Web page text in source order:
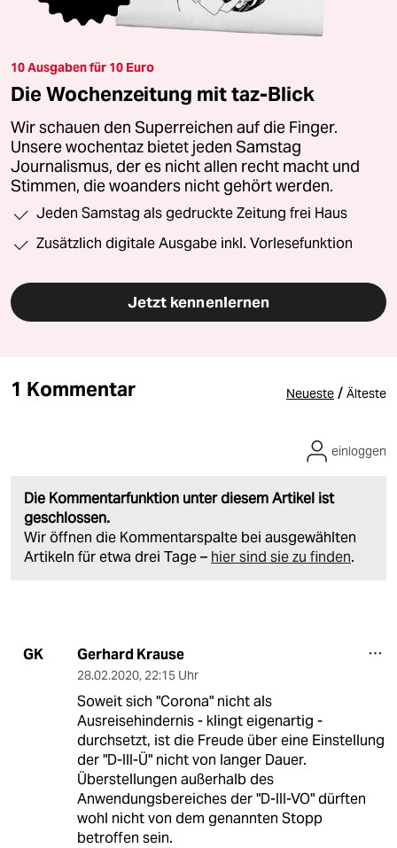
10 Ausgaben für 10 Euro
Die Wochenzeitung mit taz-Blick
Wir schauen den Superreichen auf die Finger.
Unsere wochentaz bietet jeden Samstag
Journalismus, der es nicht allen recht macht und
Stimmen, die woanders nicht gehört werden.
Jeden Samstag als gedruckte Zeitung frei Haus
Zusätzlich digitale Ausgabe inkl. Vorlesefunktion
Jetzt kennenlernen
1 Kommentar Neueste / Älteste
Die Kommentarfunktion unter diesem Artikel ist
geschlossen.
Wir öffnen die Kommentarspalte bei ausgewählten
Artikeln für etwa drei Tage – hier sind sie zu finden.
einloggen
GK Gerhard Krause
28.02.2020, 22:15 Uhr
Soweit sich "Corona" nicht als
Ausreisehindernis - klingt eigenartig -
durchsetzt, ist die Freude über eine Einstellung
der "D-III-Ü" nicht von langer Dauer.
Überstellungen außerhalb des
Anwendungsbereiches der "D-III-VO" dürften
wohl nicht von dem genannten Stopp
betroffen sein.